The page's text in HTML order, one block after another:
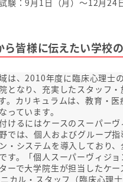
験：9月1日（月）～12月24
ら皆様に伝えたい学校
は、2010年度に臨床心理士
となり、充実したスタッフ
。カリキュラムは、教育・
っています。
けるにはケースのスーパー
では、個人およびグループ
・システムを導入しており
す。「個人スーパーヴィジ
ーで大学院生が担当したケ
カル・スタッフ（臨床心理